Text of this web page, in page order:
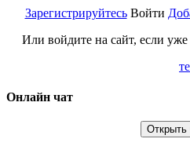
Зарегистрируйтесь
Или войдите на сайт, если уже
Войти
Онлайн чат
Открыть